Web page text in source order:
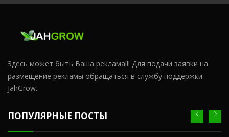
Здесь может быть Ваша реклама!!! Для подачи заявки на
размещение рекламы обращаться в службу поддержки
JahGrow.
ПОПУЛЯРНЫЕ ПОСТЫ